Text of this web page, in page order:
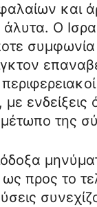
και
Ο
με
της
ως προς το